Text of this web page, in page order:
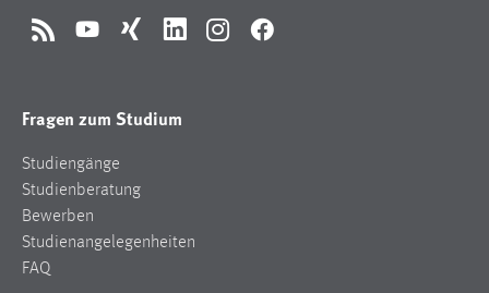
RSS YouTubeXing LinkedInInstagramFacebook
Fragen zum Studium
Studiengänge
Studienberatung
Bewerben
Studienangelegenheiten
FAQ